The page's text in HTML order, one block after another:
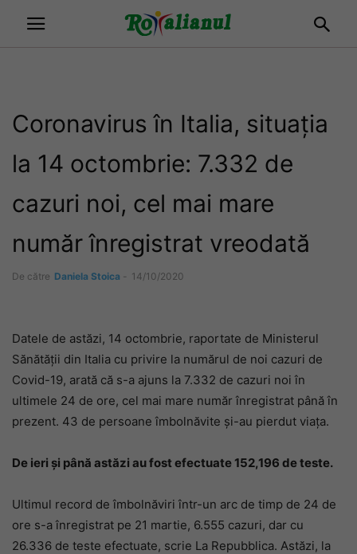
Coronavirus în Italia, situația
la 14 octombrie: 7.332 de
cazuri noi, cel mai mare
număr înregistrat vreodată
De către Daniela Stoica - 14/10/2020
Datele de astăzi, 14 octombrie, raportate de Ministerul
Sănătății din Italia cu privire la numărul de noi cazuri de
Covid-19, arată că s-a ajuns la 7.332 de cazuri noi în
ultimele 24 de ore, cel mai mare număr înregistrat până în
prezent. 43 de persoane îmbolnăvite și-au pierdut viața.
De ieri și până astăzi au fost efectuate 152,196 de teste.
Ultimul record de îmbolnăviri într-un arc de timp de 24 de
ore s-a înregistrat pe 21 martie, 6.555 cazuri, dar cu
26.336 de teste efectuate, scrie La Repubblica. Astăzi, la